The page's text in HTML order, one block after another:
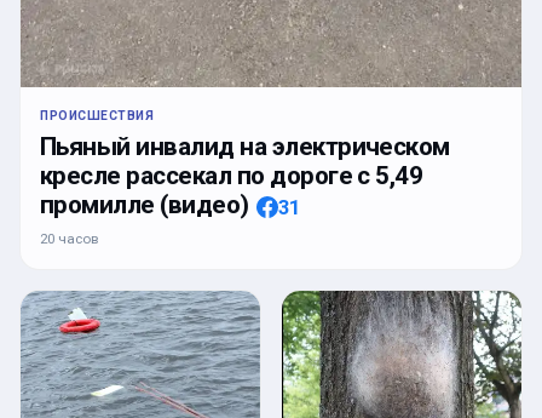
ПРОИСШЕСТВИЯ
Пьяный инвалид на электрическом
кресле рассекал по дороге с 5,49
промилле (видео)
31
20 часов